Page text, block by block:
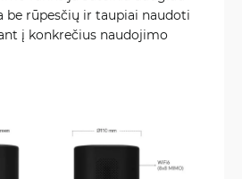
be rūpesčių ir taupiai naudoti
į konkrečius naudojimo